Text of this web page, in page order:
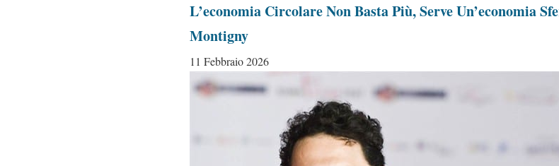
L’economia Circolare Non Basta Più, Serve Un’economia
Montigny
11 Febbraio 2026